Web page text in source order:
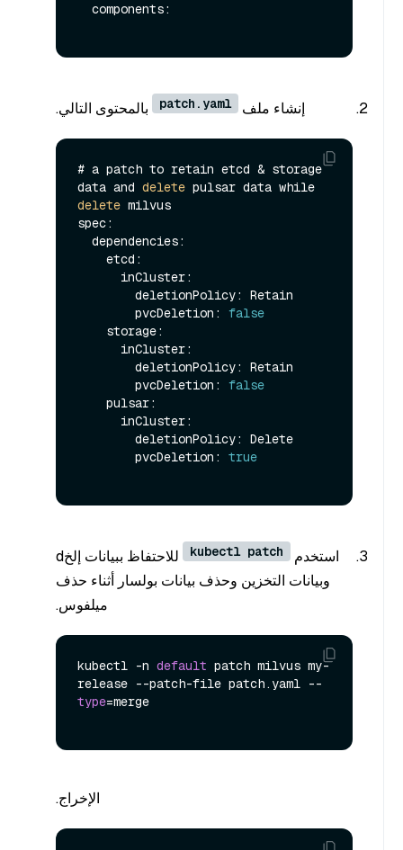
إنشاء ملف patch.yaml بالمحتوى التالي.
# a patch to retain etcd & storage
data and delete
delete milvus
spec:
        pvcDeletion:
false
        pvcDeletion:
false
        pvcDeletion:
true
استخدم kubectl patch
للاحتفاظ ببيانات إلخd
وبيانات التخزين وحذف بيانات بولسار أثناء حذف
ميلفوس.
kubectl -n default patch milvus my-
release --patch-file patch.yaml --
type=merge
الإخراج.